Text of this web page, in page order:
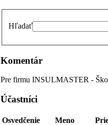
Hľadať
Komentár
Pre firmu INSULMASTER -
Účastníci
Osvedčenie Meno